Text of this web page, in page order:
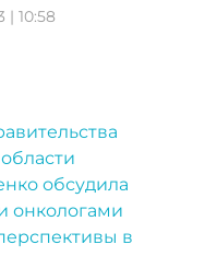
| 10:58